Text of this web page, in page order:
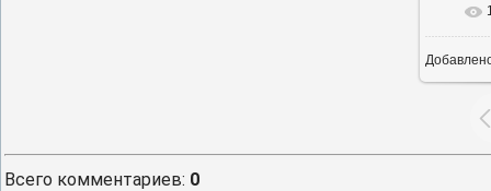
Всего комментариев: 0